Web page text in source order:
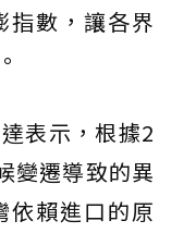
指數，讓各界
表示，根據2
變遷導致的異
依賴進口的原